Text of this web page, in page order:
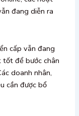
đang diễn ra
cấp vẫn đang
tốt để bước chân
doanh nhân,
cần được bổ